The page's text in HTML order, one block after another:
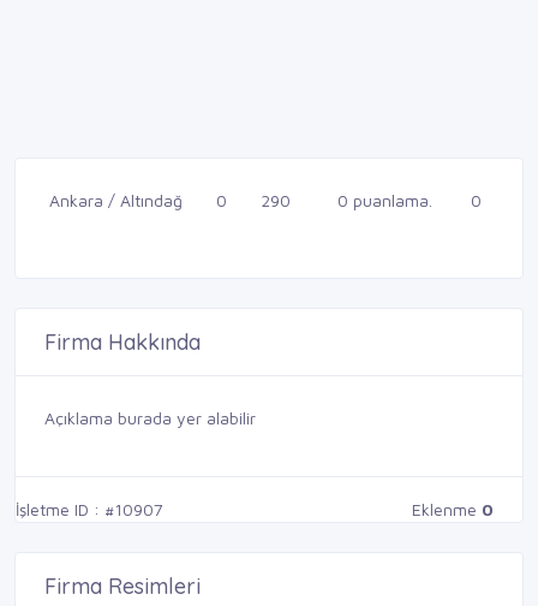
Ankara / Altındağ 0 290 0 puanlama. 0
Firma Hakkında
Açıklama burada yer alabilir
İşletme ID : #10907 Eklenme 0
Firma Resimleri